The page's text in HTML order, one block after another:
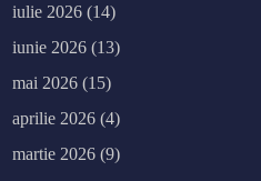
iulie 2026 (14)
iunie 2026 (13)
mai 2026 (15)
aprilie 2026 (4)
martie 2026 (9)